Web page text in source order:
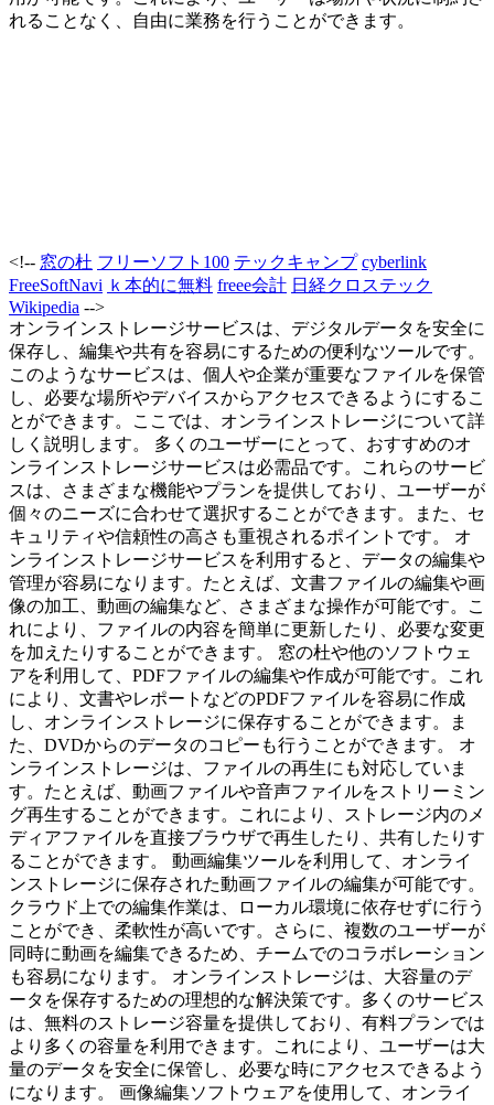
れることなく、自由に業務を行うことができます。
<!-- 窓の杜 フリーソフト100 テックキャンプ cyberlink
FreeSoftNavi ｋ本的に無料 freee会計 日経クロステック
Wikipedia -->
オンラインストレージサービスは、デジタルデータを安全に
保存し、編集や共有を容易にするための便利なツールです。
このようなサービスは、個人や企業が重要なファイルを保管
し、必要な場所やデバイスからアクセスできるようにするこ
とができます。ここでは、オンラインストレージについて詳
しく説明します。 多くのユーザーにとって、おすすめのオ
ンラインストレージサービスは必需品です。これらのサービ
スは、さまざまな機能やプランを提供しており、ユーザーが
個々のニーズに合わせて選択することができます。また、セ
キュリティや信頼性の高さも重視されるポイントです。 オ
ンラインストレージサービスを利用すると、データの編集や
管理が容易になります。たとえば、文書ファイルの編集や画
像の加工、動画の編集など、さまざまな操作が可能です。こ
れにより、ファイルの内容を簡単に更新したり、必要な変更
を加えたりすることができます。 窓の杜や他のソフトウェ
アを利用して、PDFファイルの編集や作成が可能です。これ
により、文書やレポートなどのPDFファイルを容易に作成
し、オンラインストレージに保存することができます。ま
た、DVDからのデータのコピーも行うことができます。 オ
ンラインストレージは、ファイルの再生にも対応していま
す。たとえば、動画ファイルや音声ファイルをストリーミン
グ再生することができます。これにより、ストレージ内のメ
ディアファイルを直接ブラウザで再生したり、共有したりす
ることができます。 動画編集ツールを利用して、オンライ
ンストレージに保存された動画ファイルの編集が可能です。
クラウド上での編集作業は、ローカル環境に依存せずに行う
ことができ、柔軟性が高いです。さらに、複数のユーザーが
同時に動画を編集できるため、チームでのコラボレーション
も容易になります。 オンラインストレージは、大容量のデ
ータを保存するための理想的な解決策です。多くのサービス
は、無料のストレージ容量を提供しており、有料プランでは
より多くの容量を利用できます。これにより、ユーザーは大
量のデータを安全に保管し、必要な時にアクセスできるよう
になります。 画像編集ソフトウェアを使用して、オンライ